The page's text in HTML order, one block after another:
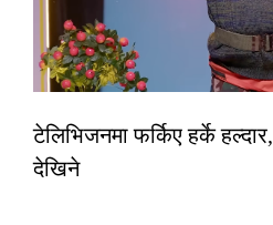
टेलिभिजनमा फर्किए हर्के
देखिने